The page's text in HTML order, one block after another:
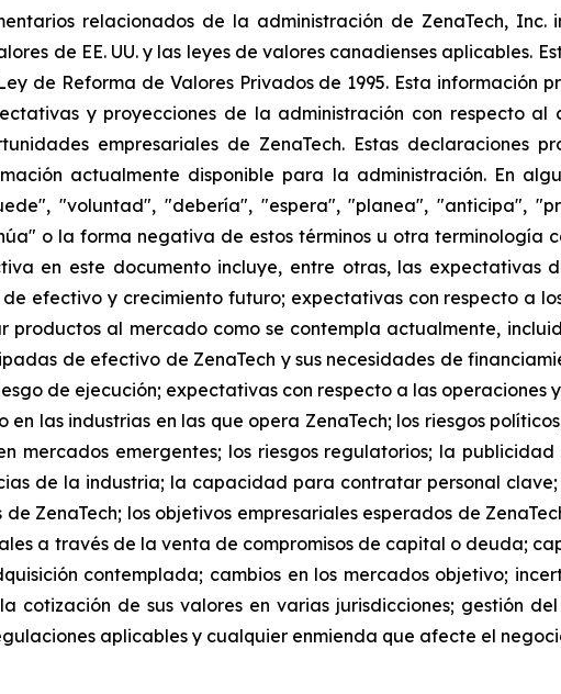
relacionados de la administración de ZenaTech,
de EE. UU. y las leyes de valores canadienses aplicables.
de Reforma de Valores Privados de 1995. Esta información
y proyecciones de la administración con respecto al
empresariales de ZenaTech. Estas declaraciones
actualmente disponible para la administración. En
"voluntad", "debería", "espera", "planea", "anticipa",
o la forma negativa de estos términos u otra terminología
en este documento incluye, entre otras, las expectativas
de efectivo y crecimiento futuro; expectativas con respecto a
al mercado como se contempla actualmente,
de efectivo de ZenaTech y sus necesidades de
de ejecución; expectativas con respecto a las
las industrias en las que opera ZenaTech; los riesgos
mercados emergentes; los riesgos regulatorios; la
de la industria; la capacidad para contratar personal
ZenaTech; los objetivos empresariales esperados de
a través de la venta de compromisos de capital o deuda;
contemplada; cambios en los mercados objetivo;
cotización de sus valores en varias jurisdicciones; gestión
aplicables y cualquier enmienda que afecte el